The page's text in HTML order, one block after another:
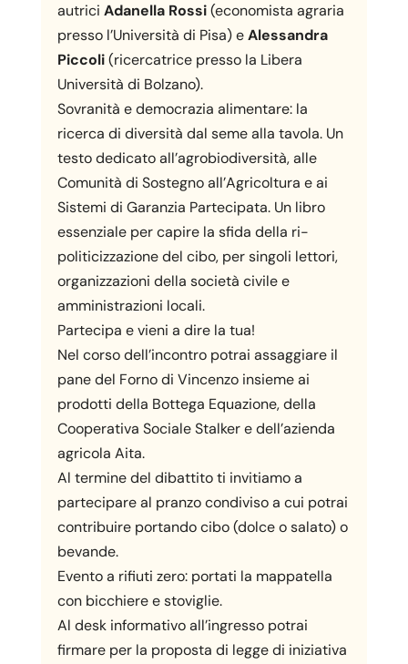
autrici Adanella Rossi(economista agraria
presso l’Università di Pisa) eAlessandra
Piccoli(ricercatrice presso la Libera
Università di Bolzano).
Sovranità e democrazia alimentare: la
ricerca di diversità dal seme alla tavola. Un
testo dedicato all’agrobiodiversità, alle
Comunità di Sostegno all’Agricoltura e ai
Sistemi di Garanzia Partecipata. Un libro
essenziale per capire la sfida della ri-
politicizzazione del cibo, per singoli lettori,
organizzazioni della società civile e
amministrazioni locali.
Partecipa e vieni a dire la tua!
Nel corso dell’incontro potrai assaggiare il
pane del Forno di Vincenzo insieme ai
prodotti della Bottega Equazione, della
Cooperativa Sociale Stalker e dell’azienda
agricola Aita.
Al termine del dibattito ti invitiamo a
partecipare al pranzo condiviso a cui potrai
contribuire portando cibo (dolce o salato) o
bevande.
Evento a rifiuti zero: portati la mappatella
con bicchiere e stoviglie.
Al desk informativo all’ingresso potrai
firmare per la proposta di legge di iniziativa